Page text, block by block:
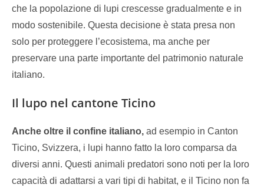
che la popolazione di lupi crescesse gradualmente e in
modo sostenibile. Questa decisione è stata presa non
solo per proteggere l’ecosistema, ma anche per
preservare una parte importante del patrimonio naturale
italiano.
Il lupo nel cantone Ticino
Anche oltre il confine italiano, ad esempio in Canton
Ticino, Svizzera, i lupi hanno fatto la loro comparsa da
diversi anni. Questi animali predatori sono noti per la loro
capacità di adattarsi a vari tipi di habitat, e il Ticino non fa